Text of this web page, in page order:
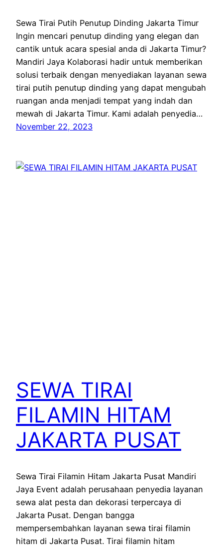
Sewa Tirai Putih Penutup Dinding Jakarta Timur
Ingin mencari penutup dinding yang elegan dan
cantik untuk acara spesial anda di Jakarta Timur?
Mandiri Jaya Kolaborasi hadir untuk memberikan
solusi terbaik dengan menyediakan layanan sewa
tirai putih penutup dinding yang dapat mengubah
ruangan anda menjadi tempat yang indah dan
mewah di Jakarta Timur. Kami adalah penyedia…
November 22, 2023
SEWA TIRAI
FILAMIN HITAM
JAKARTA PUSAT
Sewa Tirai Filamin Hitam Jakarta Pusat Mandiri
Jaya Event adalah perusahaan penyedia layanan
sewa alat pesta dan dekorasi terpercaya di
Jakarta Pusat. Dengan bangga
mempersembahkan layanan sewa tirai filamin
hitam di Jakarta Pusat. Tirai filamin hitam